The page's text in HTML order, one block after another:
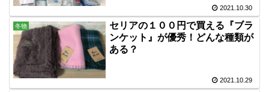
2021.10.30
冬物
セリアの１００円で買える『ブラ
ンケット』が優秀！どんな種類が
ある？
2021.10.29